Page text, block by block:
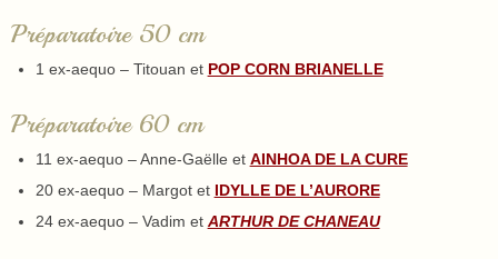
Préparatoire 50 cm
1 ex-aequo – Titouan et POP CORN BRIANELLE
Préparatoire 60 cm
11 ex-aequo – Anne-Gaëlle et AINHOA DE LA CURE
20 ex-aequo – Margot et IDYLLE DE L’AURORE
24 ex-aequo – Vadim et ARTHUR DE CHANEAU